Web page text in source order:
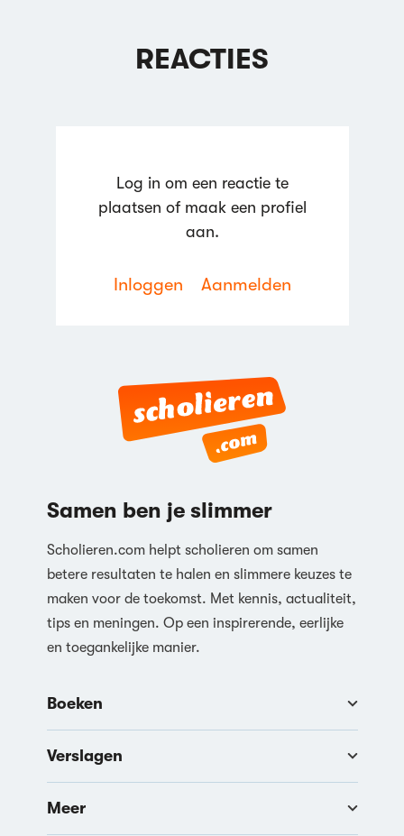
REACTIES
Log in om een reactie te
plaatsen of maak een profiel
aan.
Inloggen Aanmelden
Samen ben je slimmer
Scholieren.com helpt scholieren om samen
betere resultaten te halen en slimmere keuzes te
maken voor de toekomst. Met kennis, actualiteit,
tips en meningen. Op een inspirerende, eerlijke
en toegankelijke manier.
Boeken
Verslagen
Meer